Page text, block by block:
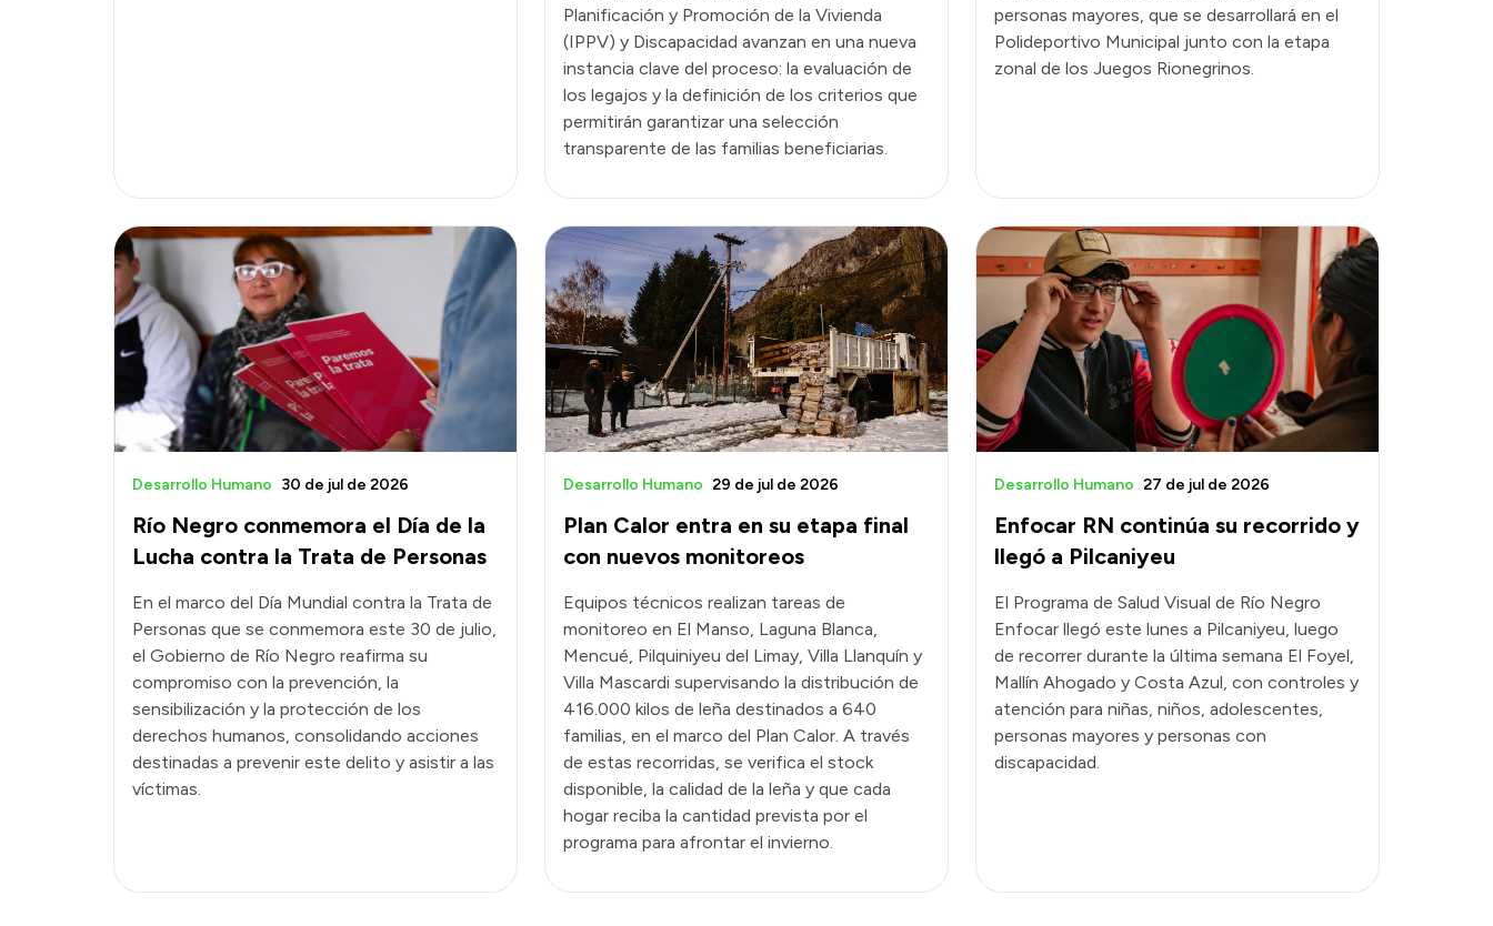
Planificación y Promoción de la Vivienda
(IPPV) y Discapacidad avanzan en una nueva
instancia clave del proceso: la evaluación de
los legajos y la definición de los criterios que
permitirán garantizar una selección
transparente de las familias beneficiarias.
personas mayores, que se desarrollará en el
Polideportivo Municipal junto con la etapa
zonal de los Juegos Rionegrinos.
Río Negro conmemora el Día de la
Lucha contra la Trata de Personas
Desarrollo Humano 30 de jul de 2026
En el marco del Día Mundial contra la Trata de
Personas que se conmemora este 30 de julio,
el Gobierno de Río Negro reafirma su
compromiso con la prevención, la
sensibilización y la protección de los
derechos humanos, consolidando acciones
destinadas a prevenir este delito y asistir a las
víctimas.
Plan Calor entra en su etapa final
con nuevos monitoreos
Desarrollo Humano 29 de jul de 2026
Equipos técnicos realizan tareas de
monitoreo en El Manso, Laguna Blanca,
Mencué, Pilquiniyeu del Limay, Villa Llanquín y
Villa Mascardi supervisando la distribución de
416.000 kilos de leña destinados a 640
familias, en el marco del Plan Calor. A través
de estas recorridas, se verifica el stock
disponible, la calidad de la leña y que cada
hogar reciba la cantidad prevista por el
programa para afrontar el invierno.
Enfocar RN continúa su recorrido y
llegó a Pilcaniyeu
Desarrollo Humano 27 de jul de 2026
El Programa de Salud Visual de Río Negro
Enfocar llegó este lunes a Pilcaniyeu, luego
de recorrer durante la última semana El Foyel,
Mallín Ahogado y Costa Azul, con controles y
atención para niñas, niños, adolescentes,
personas mayores y personas con
discapacidad.